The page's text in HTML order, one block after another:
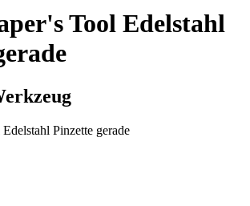
Tool Edelstahl
Pinzette gerade